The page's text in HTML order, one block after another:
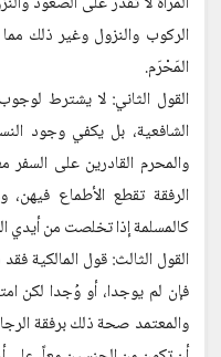
الركوب والنزول وغير ذلك
المَحْرَم.
القول الثاني: لا يشترط
الشافعية، بل يكفي وجود
والمحرم القادرين على
الرفقة تقطع الأطماع
كالمسلمة إذا تخلصت من أيدي
القول الثالث: قول المالكية
فإن لم يوجدا، أو وُجدا لكن
والمعتمد صحة ذلك برفقة